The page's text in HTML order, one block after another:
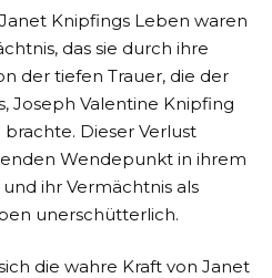
Knipfings Leben waren
das sie durch ihre
der tiefen Trauer, die der
Joseph Valentine Knipfing
brachte. Dieser Verlust
Wendepunkt in ihrem
ihr Vermächtnis als
unerschütterlich.
die wahre Kraft von Janet